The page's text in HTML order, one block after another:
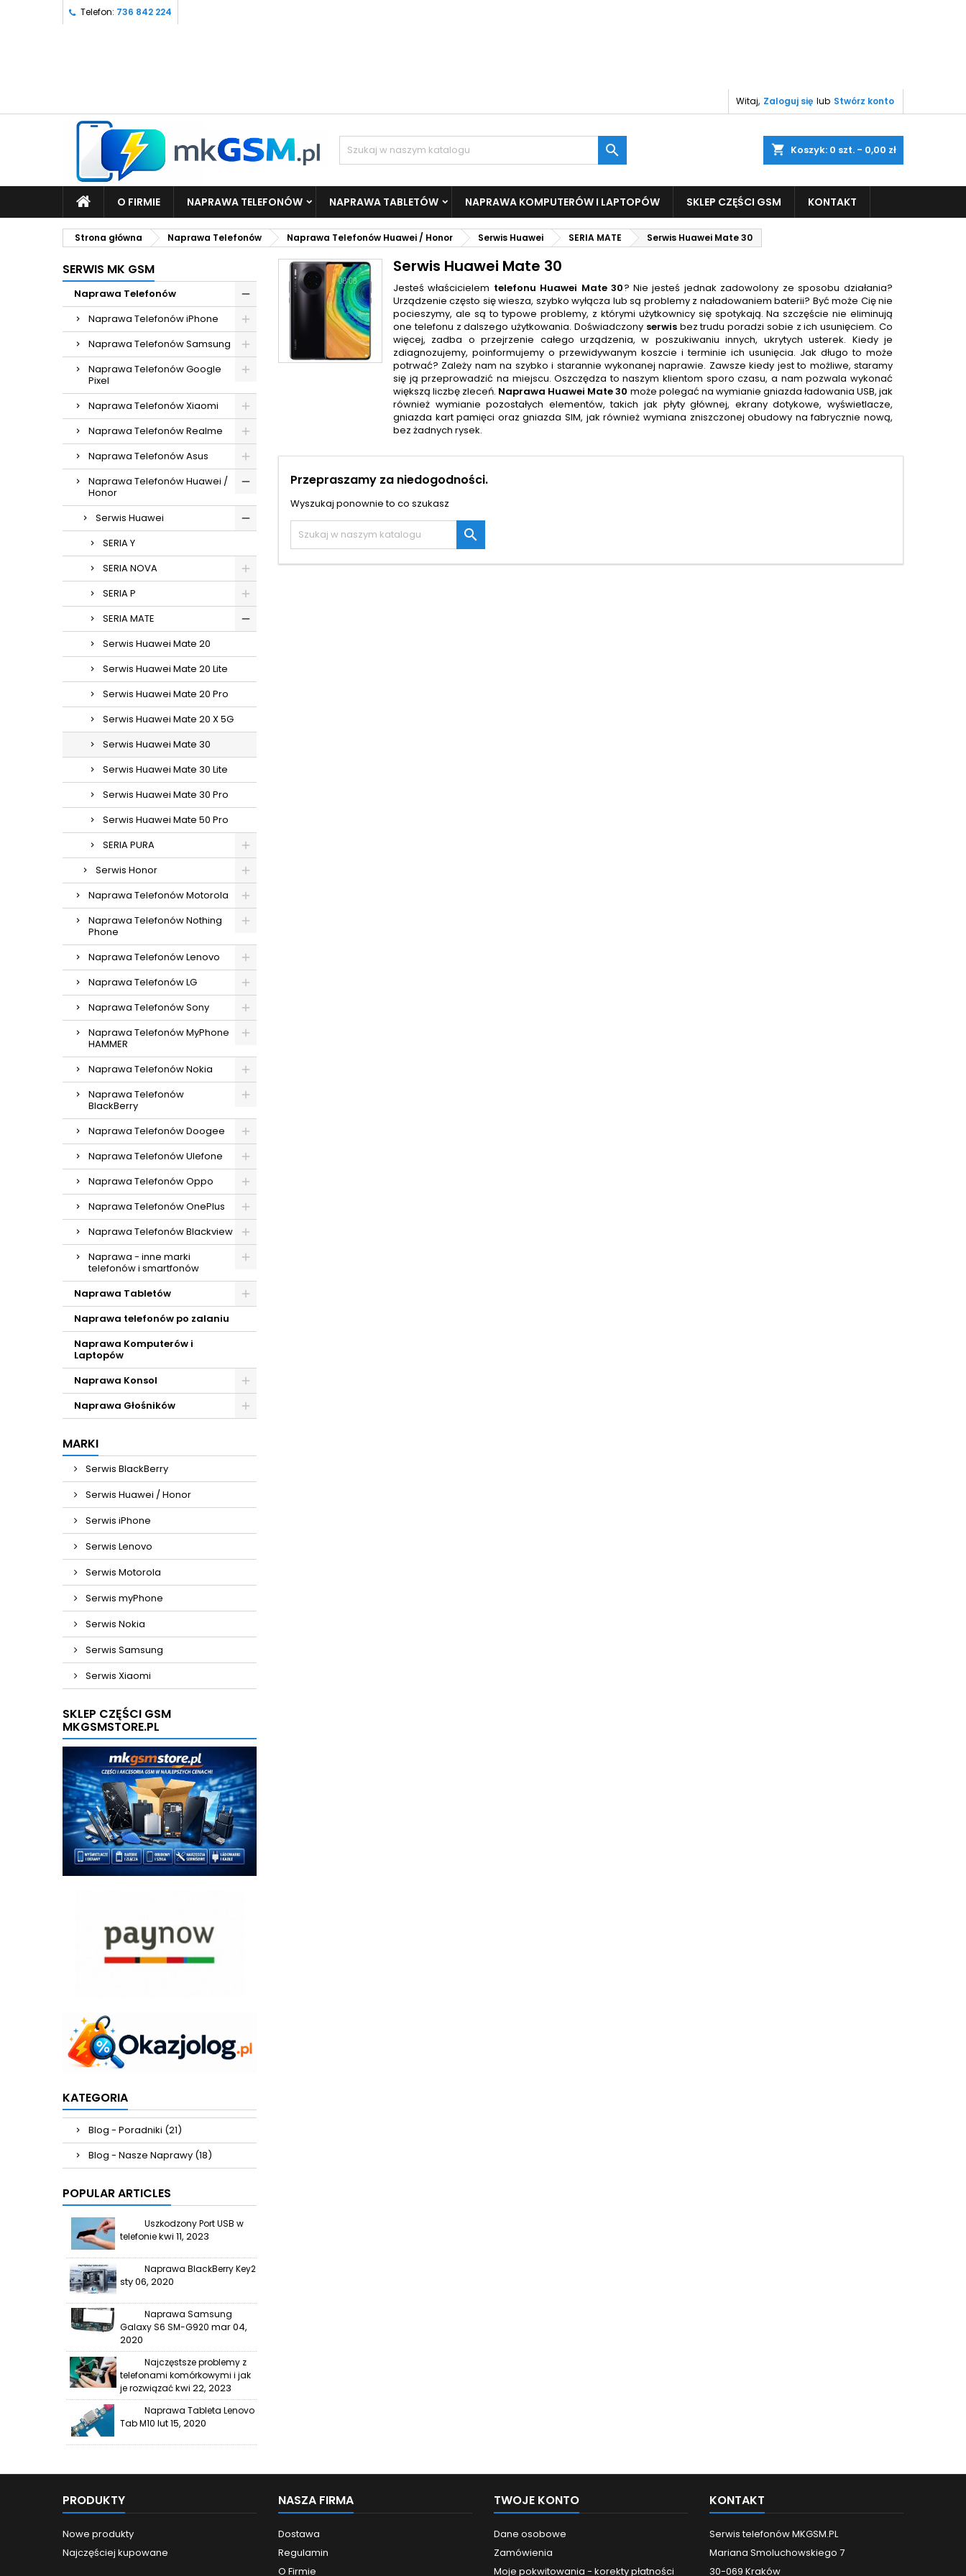
Telefon: 736 842 224
Witaj, Zaloguj się lub Stwórz konto
shopping_cart Koszyk: 0 szt. - 0,00 zł

O FIRMIE NAPRAWA TELEFONÓW NAPRAWA TABLETÓW NAPRAWA KOMPUTERÓW I LAPTOPÓW SKLEP CZĘŚCI GSM KONTAKT
Strona główna Naprawa Telefonów Naprawa Telefonów Huawei / Honor Serwis Huawei SERIA MATE Serwis Huawei Mate 30
SERWIS MK GSM
Naprawa Telefonów
Naprawa Telefonów iPhone
Naprawa Telefonów Samsung
Naprawa Telefonów Google
Pixel
Naprawa Telefonów Xiaomi
Naprawa Telefonów Realme
Naprawa Telefonów Asus
Naprawa Telefonów Huawei /
Honor
Serwis Huawei
SERIA Y
SERIA NOVA
SERIA P
SERIA MATE
Serwis Huawei Mate 20
Serwis Huawei Mate 20 Lite
Serwis Huawei Mate 20 Pro
Serwis Huawei Mate 20 X 5G
Serwis Huawei Mate 30
Serwis Huawei Mate 30 Lite
Serwis Huawei Mate 30 Pro
Serwis Huawei Mate 50 Pro
SERIA PURA
Serwis Honor
Naprawa Telefonów Motorola
Naprawa Telefonów Nothing
Phone
Naprawa Telefonów Lenovo
Naprawa Telefonów LG
Naprawa Telefonów Sony
Naprawa Telefonów MyPhone
HAMMER
Naprawa Telefonów Nokia
Naprawa Telefonów
BlackBerry
Naprawa Telefonów Doogee
Naprawa Telefonów Ulefone
Naprawa Telefonów Oppo
Naprawa Telefonów OnePlus
Naprawa Telefonów Blackview
Naprawa - inne marki
telefonów i smartfonów
Naprawa Tabletów
Naprawa telefonów po zalaniu
Naprawa Komputerów i
Laptopów
Naprawa Konsol
Naprawa Głośników
MARKI
Serwis BlackBerry
Serwis Huawei / Honor
Serwis iPhone
Serwis Lenovo
Serwis Motorola
Serwis myPhone
Serwis Nokia
Serwis Samsung
Serwis Xiaomi
SKLEP CZĘŚCI GSM
MKGSMSTORE.PL
KATEGORIA
Blog - Poradniki (21)
Blog - Nasze Naprawy (18)
POPULAR ARTICLES
Uszkodzony Port USB w
telefoniekwi 11, 2023
Naprawa BlackBerry Key2
sty 06, 2020
Naprawa Samsung
Galaxy S6 SM-G920 mar 04,
2020
Najczęstsze problemy z
telefonami komórkowymi i jak
je rozwiązaćkwi 22, 2023
Naprawa Tableta Lenovo
Tab M10 lut 15, 2020
Serwis Huawei Mate 30
Jesteś właścicielem telefonu Huawei Mate 30? Nie jesteś jednak zadowolony ze sposobu działania?
Urządzenie często się wiesza, szybko wyłącza lub są problemy z naładowaniem baterii? Być może Cię nie
pocieszymy, ale są to typowe problemy, z którymi użytkownicy się spotykają. Na szczęście nie eliminują
one telefonu z dalszego użytkowania. Doświadczony serwisbez trudu poradzi sobie z ich usunięciem. Co
więcej, zadba o przejrzenie całego urządzenia, w poszukiwaniu innych, ukrytych usterek. Kiedy je
zdiagnozujemy, poinformujemy o przewidywanym koszcie i terminie ich usunięcia. Jak długo to może
potrwać? Zależy nam na szybko i starannie wykonanej naprawie. Zawsze kiedy jest to możliwe, staramy
się ją przeprowadzić na miejscu. Oszczędza to naszym klientom sporo czasu, a nam pozwala wykonać
większą liczbę zleceń. Naprawa Huawei Mate 30 może polegać na wymianie gniazda ładowania USB, jak
również wymianie pozostałych elementów, takich jak płyty głównej, ekrany dotykowe, wyświetlacze,
gniazda kart pamięci oraz gniazda SIM, jak również wymiana zniszczonej obudowy na fabrycznie nową,
bez żadnych rysek.
Przepraszamy za niedogodności.
Wyszukaj ponownie to co szukasz

PRODUKTY
Nowe produkty
Najczęściej kupowane
NASZA FIRMA
Dostawa
Regulamin
O Firmie
TWOJE KONTO
Dane osobowe
Zamówienia
Moje pokwitowania - korekty płatności
KONTAKT
Serwis telefonów MKGSM.PL
Mariana Smoluchowskiego 7
30-069 Kraków